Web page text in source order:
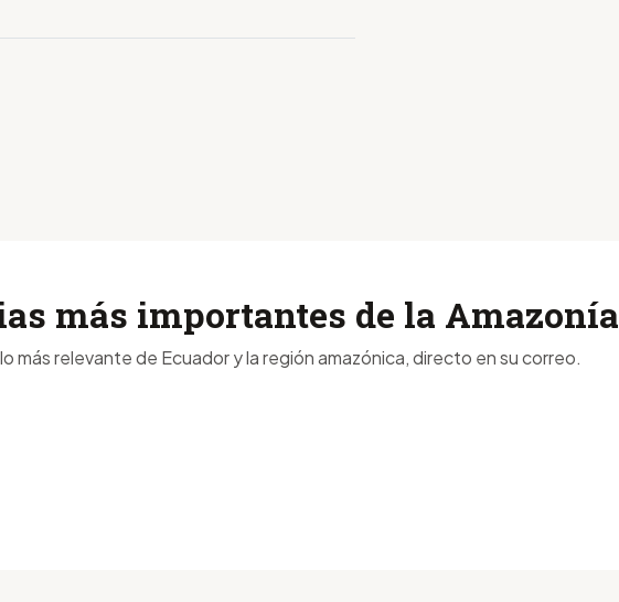
más importantes de la Amazonía
más relevante de Ecuador y la región amazónica, directo en su correo.